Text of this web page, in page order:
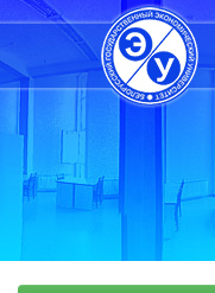
Skip
navigation